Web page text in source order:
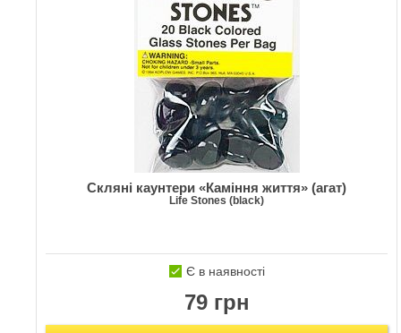
Скляні каунтери «Каміння життя» (агат)
Life Stones (black)
Є в наявності
79 грн